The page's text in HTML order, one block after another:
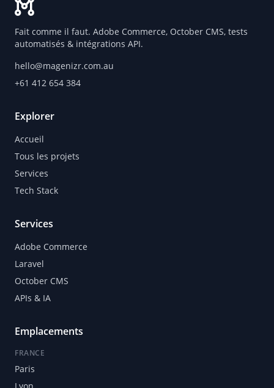
Fait comme il faut. Adobe Commerce, October CMS, tests
automatisés & intégrations API.
hello@magenizr.com.au
+61 412 654 384
Explorer
Accueil
Tous les projets
Services
Tech Stack
Services
Adobe Commerce
Laravel
October CMS
APIs & IA
Emplacements
FRANCE
Paris